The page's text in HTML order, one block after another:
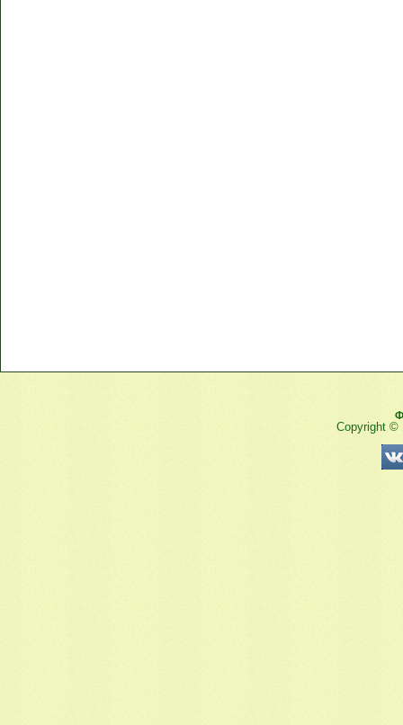
Copyright ©